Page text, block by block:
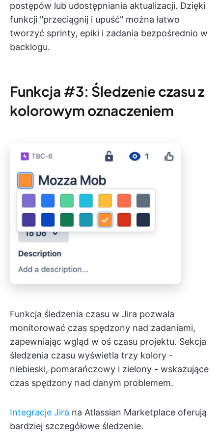
postępów lub udostępniania aktualizacji. Dzięki
funkcji "przeciągnij i upuść" można łatwo
tworzyć sprinty, epiki i zadania bezpośrednio w
backlogu.
Funkcja #3: Śledzenie czasu z
kolorowym oznaczeniem
Funkcja śledzenia czasu w Jira pozwala
monitorować czas spędzony nad zadaniami,
zapewniając wgląd w oś czasu projektu. Sekcja
śledzenia czasu wyświetla trzy kolory -
niebieski, pomarańczowy i zielony - wskazujące
czas spędzony nad danym problemem.
Integracje Jira na Atlassian Marketplace oferują
bardziej szczegółowe śledzenie.